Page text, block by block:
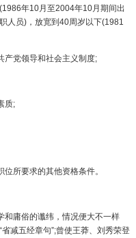
年10月至2004年10月期间出
人员)，放宽到40周岁以下(1981
产党领导和社会主义制度;
质;
所要求的其他资格条件。
和庸俗的谶纬，情况便大不一样
减五经章句”;曾使王莽、刘秀荣登